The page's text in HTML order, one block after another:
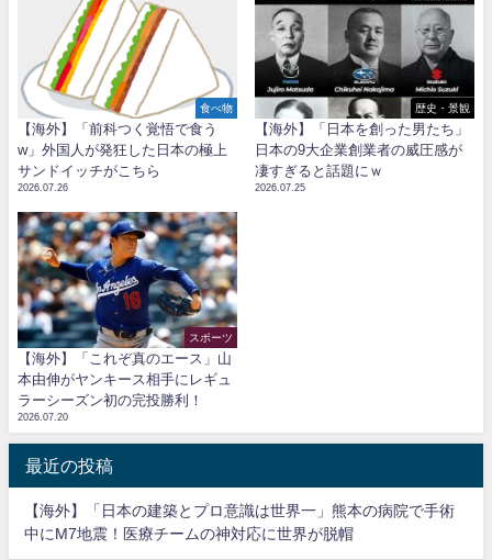
食べ物
【海外】「前科つく覚悟で食う
w」外国人が発狂した日本の極上
サンドイッチがこちら
2026.07.26
歴史・景観
【海外】「日本を創った男たち」
日本の9大企業創業者の威圧感が
凄すぎると話題にｗ
2026.07.25
スポーツ
【海外】「これぞ真のエース」山
本由伸がヤンキース相手にレギュ
ラーシーズン初の完投勝利！
2026.07.20
最近の投稿
【海外】「日本の建築とプロ意識は世界一」熊本の病院で手術
中にM7地震！医療チームの神対応に世界が脱帽